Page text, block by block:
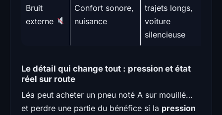
Bruit
externe
Confort sonore,
nuisance
trajets longs,
voiture
silencieuse
Le détail qui change tout : pression et état
réel sur route
Léa peut acheter un pneu noté A sur mouillé…
et perdre une partie du bénéfice si la pression